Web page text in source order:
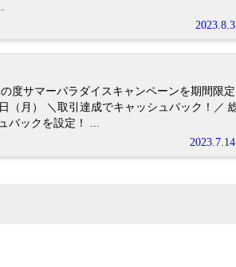
2023.8.3
2023.7.14
度サマーパラダイスキャンペーンを期間限定
バックを設定！ ...